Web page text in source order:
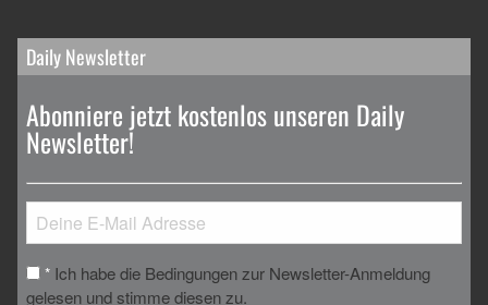
Daily Newsletter
Abonniere jetzt kostenlos unseren Daily
Newsletter!
* Ich habe die Bedingungen zur Newsletter-Anmeldung
gelesen und stimme diesen zu.